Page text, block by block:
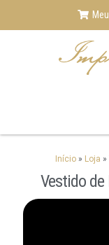
Início » Loja »
Vestido de